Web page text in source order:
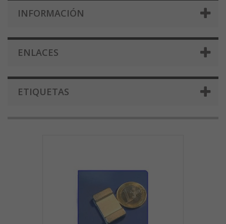
INFORMACIÓN
ENLACES
ETIQUETAS